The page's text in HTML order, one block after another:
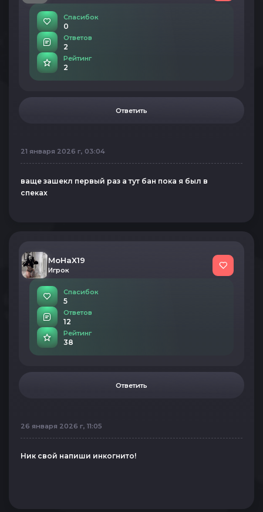
Спасибок
0
Ответов
2
Рейтинг
2
Ответить
21 января 2026 г, 03:04
ваще зашекл первый раз а тут бан пока я был в
спеках
MoHaX19
Игрок
Спасибок
5
Ответов
12
Рейтинг
38
Ответить
26 января 2026 г, 11:05
Ник свой напиши инкогнито!